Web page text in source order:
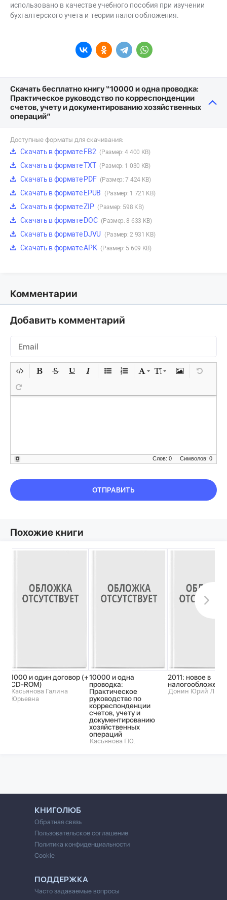
использовано в качестве учебного пособия при изучении
бухгалтерского учета и теории налогообложения.
Скачать бесплатно книгу “10000 и одна проводка:
Практическое руководство по корреспонденции
счетов, учету и документированию хозяйственных
операций”
Доступные форматы для скачивания:
Скачать в формате FB2 (Размер: 4 400 KB)
Скачать в формате TXT (Размер: 1 030 KB)
Скачать в формате PDF (Размер: 7 424 KB)
Скачать в формате EPUB (Размер: 1 721 KB)
Скачать в формате ZIP (Размер: 598 KB)
Скачать в формате DOC (Размер: 8 633 KB)
Скачать в формате DJVU (Размер: 2 931 KB)
Скачать в формате APK (Размер: 5 609 KB)
Комментарии
Добавить комментарий
Символов: 0
Слов: 0
ОТПРАВИТЬ
Похожие книги
1000 и один договор (+
CD-ROM)
Касьянова Галина
Юрьевна
10000 и одна
проводка:
Практическое
руководство по
корреспонденции
счетов, учету и
документированию
хозяйственных
операций
Касьянова Г.Ю.
2011: новое в
Донин Юрий
КНИГОЛЮБ
Обратная связь
Пользовательское соглашение
Политика конфиденциальности
Cookie
ПОДДЕРЖКА
Часто задаваемые вопросы